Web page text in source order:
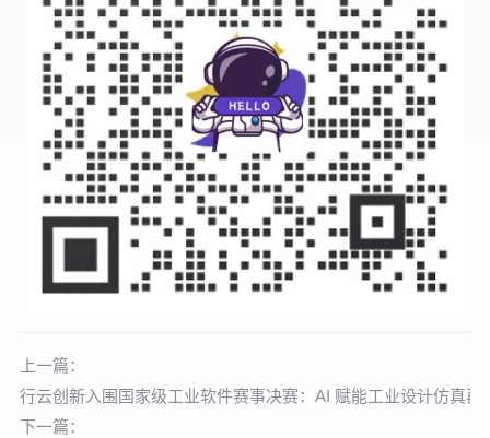
上一篇：
行云创新入围国家级工业软件赛事决赛：AI 赋能工业设计仿真再
下一篇：